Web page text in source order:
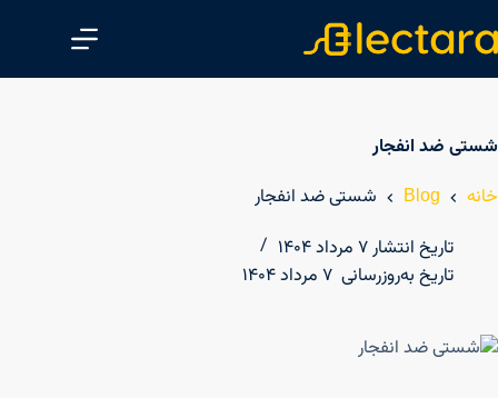
ش
شستی ضد انفجار
خانه
Blog
شستی ضد انفجار
تاریخ انتشار۷ مرداد ۱۴۰۴
تاریخ به‌روزرسانی ۷ مرداد ۱۴۰۴